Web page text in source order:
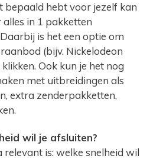
bepaald hebt voor jezelf kan
alles in 1 pakketten
is het een optie om
(bijv. Nickelodeon
Ook kun je het nog
met uitbreidingen als
extra zenderpakketten,
wil je afsluiten?
is: welke snelheid wil